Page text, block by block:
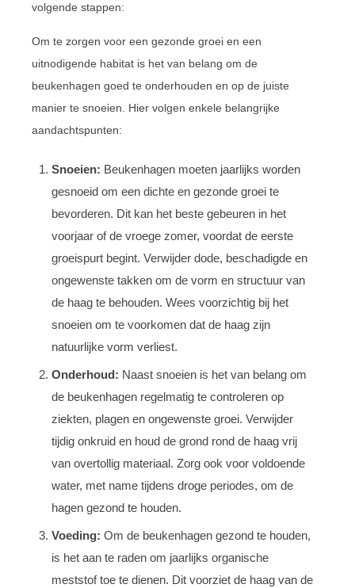
volgende stappen:
Om te zorgen voor een gezonde groei en een
uitnodigende habitat is het van belang om de
beukenhagen goed te onderhouden en op de juiste
manier te snoeien. Hier volgen enkele belangrijke
aandachtspunten:
Snoeien: Beukenhagen moeten jaarlijks worden
gesnoeid om een dichte en gezonde groei te
bevorderen. Dit kan het beste gebeuren in het
voorjaar of de vroege zomer, voordat de eerste
groeispurt begint. Verwijder dode, beschadigde en
ongewenste takken om de vorm en structuur van
de haag te behouden. Wees voorzichtig bij het
snoeien om te voorkomen dat de haag zijn
natuurlijke vorm verliest.
Onderhoud: Naast snoeien is het van belang om
de beukenhagen regelmatig te controleren op
ziekten, plagen en ongewenste groei. Verwijder
tijdig onkruid en houd de grond rond de haag vrij
van overtollig materiaal. Zorg ook voor voldoende
water, met name tijdens droge periodes, om de
hagen gezond te houden.
Voeding: Om de beukenhagen gezond te houden,
is het aan te raden om jaarlijks organische
meststof toe te dienen. Dit voorziet de haag van de